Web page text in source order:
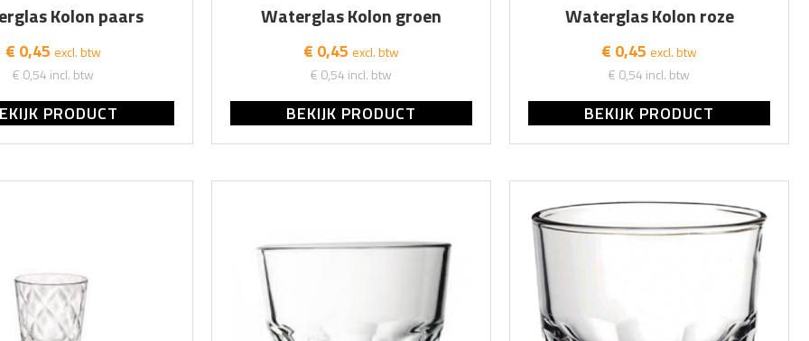
Kolon paars
€ 0,45 excl. btw
€ 0,54 incl. btw
PRODUCT
Waterglas Kolon groen
€ 0,45 excl. btw
€ 0,54 incl. btw
BEKIJK PRODUCT
Waterglas Kolon roze
€ 0,45 excl. btw
€ 0,54 incl. btw
BEKIJK PRODUCT